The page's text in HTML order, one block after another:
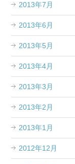
2013年7月
2013年6月
2013年5月
2013年4月
2013年3月
2013年2月
2013年1月
2012年12月